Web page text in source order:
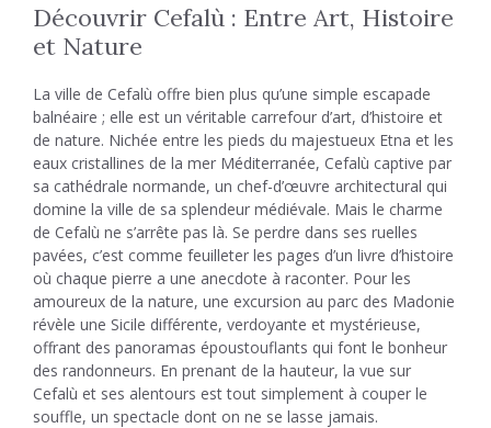
Découvrir Cefalù : Entre Art, Histoire
et Nature
La ville de Cefalù offre bien plus qu’une simple escapade
balnéaire ; elle est un véritable carrefour d’art, d’histoire et
de nature. Nichée entre les pieds du majestueux Etna et les
eaux cristallines de la mer Méditerranée, Cefalù captive par
sa cathédrale normande, un chef-d’œuvre architectural qui
domine la ville de sa splendeur médiévale. Mais le charme
de Cefalù ne s’arrête pas là. Se perdre dans ses ruelles
pavées, c’est comme feuilleter les pages d’un livre d’histoire
où chaque pierre a une anecdote à raconter. Pour les
amoureux de la nature, une excursion au parc des Madonie
révèle une Sicile différente, verdoyante et mystérieuse,
offrant des panoramas époustouflants qui font le bonheur
des randonneurs. En prenant de la hauteur, la vue sur
Cefalù et ses alentours est tout simplement à couper le
souffle, un spectacle dont on ne se lasse jamais.